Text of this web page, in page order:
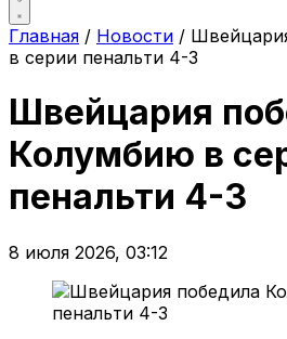
Главная / Новости /
в серии пенальти 4-3
Швейцария
Колумбию в
пенальти 4-3
8 июля 2026, 03:12